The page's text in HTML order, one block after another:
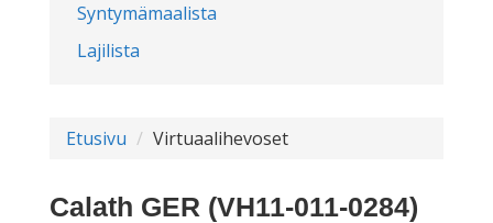
Syntymämaalista
Lajilista
Etusivu Virtuaalihevoset
Calath GER (VH11-011-0284)